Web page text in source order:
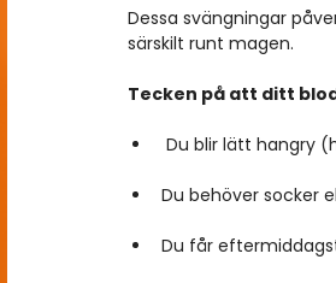
Dessa svängningar
särskilt runt magen.
Tecken på att ditt
Du blir lätt hangry
Du behöver socker
Du får